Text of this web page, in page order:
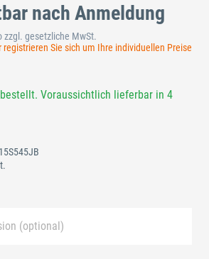
nach Anmeldung
gesetzliche MwSt.
registrieren Sie sich um Ihre individuellen Preise
Voraussichtlich lieferbar in 4
(optional)